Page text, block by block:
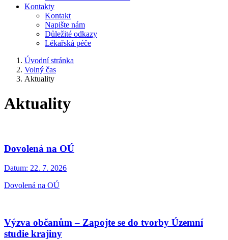
Kontakty
Kontakt
Napište nám
Důležité odkazy
Lékařská péče
Úvodní stránka
Volný čas
Aktuality
Aktuality
Dovolená na OÚ
Datum: 22. 7. 2026
Dovolená na OÚ
Výzva občanům – Zapojte se do tvorby Územní
studie krajiny